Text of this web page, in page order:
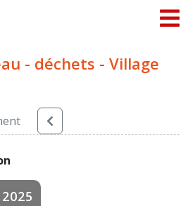
- déchets - Village